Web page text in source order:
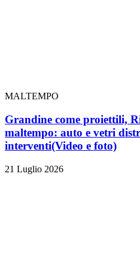
MALTEMPO
Grandine come proiettili,
maltempo: auto e vetri
interventi(Video e foto)
21 Luglio 2026